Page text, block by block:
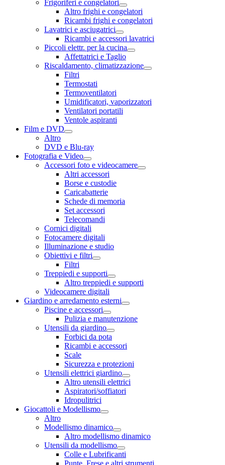
Frigoriferi e congelatori
Altro frighi e congelatori
Ricambi frighi e congelatori
Lavatrici e asciugatrici
Ricambi e accessori lavatrici
Piccoli elettr. per la cucina
Affettatrici e Taglio
Riscaldamento, climatizzazione
Filtri
Termostati
Termoventilatori
Umidificatori, vaporizzatori
Ventilatori portatili
Ventole aspiranti
Film e DVD
Altro
DVD e Blu-ray
Fotografia e Video
Accessori foto e videocamere
Altri accessori
Borse e custodie
Caricabatterie
Schede di memoria
Set accessori
Telecomandi
Cornici digitali
Fotocamere digitali
Illuminazione e studio
Obiettivi e filtri
Filtri
Treppiedi e supporti
Altro treppiedi e supporti
Videocamere digitali
Giardino e arredamento esterni
Piscine e accessori
Pulizia e manutenzione
Utensili da giardino
Forbici da pota
Ricambi e accessori
Scale
Sicurezza e protezioni
Utensili elettrici giardino
Altro utensili elettrici
Aspiratori/soffiatori
Idropulitrici
Giocattoli e Modellismo
Altro
Modellismo dinamico
Altro modellismo dinamico
Utensili da modellismo
Colle e Lubrificanti
Punte, Frese e altri strumenti